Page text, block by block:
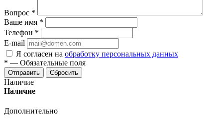
Вопрос *
Ваше имя *
Телефон *
E-mail
Я согласен на обработку персональных данных
* — Обязательные поля
Отправить Сбросить
Наличие
Наличие
Дополнительно